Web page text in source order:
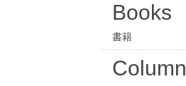
Books
書籍
Column